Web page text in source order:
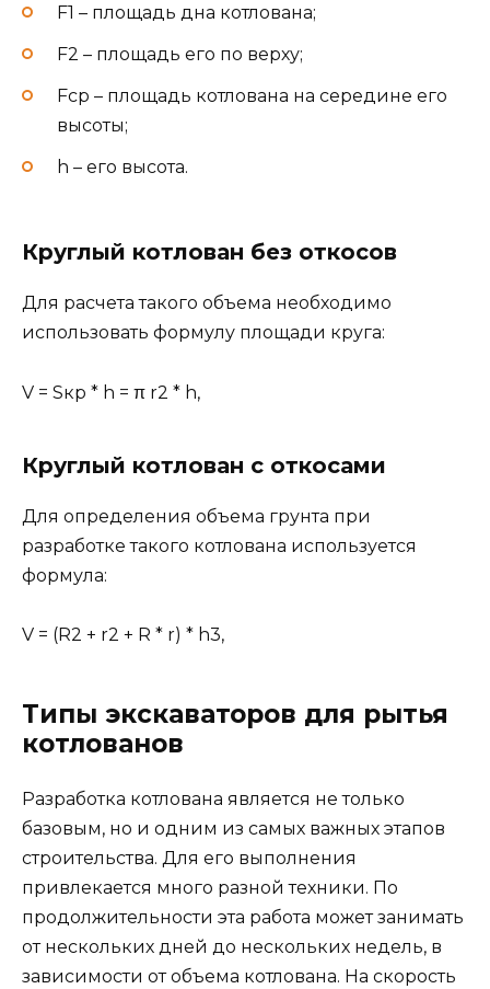
F1 – площадь дна котлована;
F2 – площадь его по верху;
Fср – площадь котлована на середине его
высоты;
h – его высота.
Круглый котлован без откосов
Для расчета такого объема необходимо
использовать формулу площади круга:
V = Sкр * h = π r2 * h,
Круглый котлован с откосами
Для определения объема грунта при
разработке такого котлована используется
формула:
V = (R2 + r2 + R * r) * h3,
Типы экскаваторов для рытья
котлованов
Разработка котлована является не только
базовым, но и одним из самых важных этапов
строительства. Для его выполнения
привлекается много разной техники. По
продолжительности эта работа может занимать
от нескольких дней до нескольких недель, в
зависимости от объема котлована. На скорость